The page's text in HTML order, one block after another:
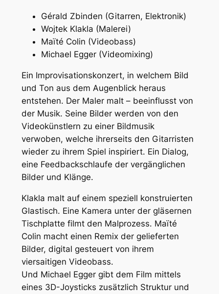
Gérald Zbinden (Gitarren, Elektronik)
Wojtek Klakla (Malerei)
Maïté Colin (Videobass)
Michael Egger (Videomixing)
Ein Improvisationskonzert, in welchem Bild
und Ton aus dem Augenblick heraus
entstehen. Der Maler malt – beeinflusst von
der Musik. Seine Bilder werden von den
Videokünstlern zu einer Bildmusik
verwoben, welche ihrerseits den Gitarristen
wieder zu ihrem Spiel inspiriert. Ein Dialog,
eine Feedbackschlaufe der vergänglichen
Bilder und Klänge.
Klakla malt auf einem speziell konstruierten
Glastisch. Eine Kamera unter der gläsernen
Tischplatte filmt den Malprozess. Maïté
Colin macht einen Remix der gelieferten
Bilder, digital gesteuert von ihrem
viersaitigen Videobass.
Und Michael Egger gibt dem Film mittels
eines 3D-Joysticks zusätzlich Struktur und